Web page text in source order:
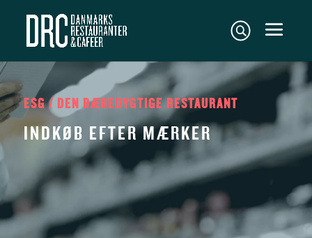
ESG / DEN BÆREDYGTIGE RESTAURANT
INDKØB EFTER MÆRKER